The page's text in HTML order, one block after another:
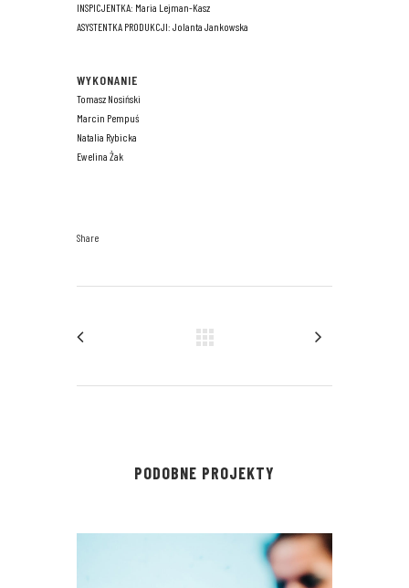
INSPICJENTKA: Maria Lejman-Kasz
ASYSTENTKA PRODUKCJI: Jolanta Jankowska
WYKONANIE
Tomasz Nosiński
Marcin Pempuś
Natalia Rybicka
Ewelina Żak
Share
PODOBNE PROJEKTY